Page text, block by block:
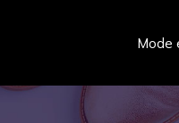
Mode